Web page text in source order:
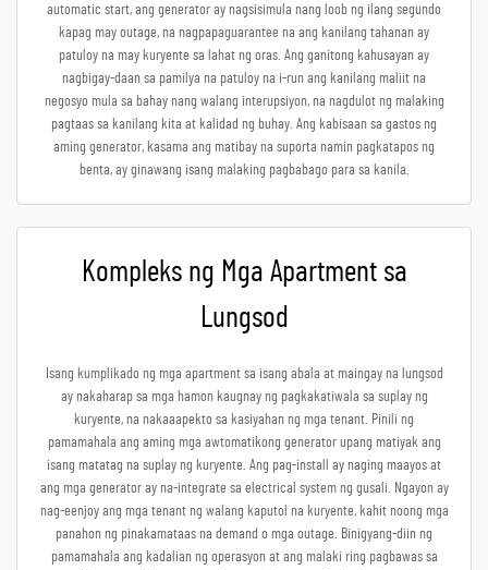
automatic start, ang generator ay nagsisimula nang loob ng ilang segundo
kapag may outage, na nagpapaguarantee na ang kanilang tahanan ay
patuloy na may kuryente sa lahat ng oras. Ang ganitong kahusayan ay
nagbigay-daan sa pamilya na patuloy na i-run ang kanilang maliit na
negosyo mula sa bahay nang walang interupsiyon, na nagdulot ng malaking
pagtaas sa kanilang kita at kalidad ng buhay. Ang kabisaan sa gastos ng
aming generator, kasama ang matibay na suporta namin pagkatapos ng
benta, ay ginawang isang malaking pagbabago para sa kanila.
Kompleks ng Mga Apartment sa
Lungsod
Isang kumplikado ng mga apartment sa isang abala at maingay na lungsod
ay nakaharap sa mga hamon kaugnay ng pagkakatiwala sa suplay ng
kuryente, na nakaaapekto sa kasiyahan ng mga tenant. Pinili ng
pamamahala ang aming mga awtomatikong generator upang matiyak ang
isang matatag na suplay ng kuryente. Ang pag-install ay naging maayos at
ang mga generator ay na-integrate sa electrical system ng gusali. Ngayon ay
nag-eenjoy ang mga tenant ng walang kaputol na kuryente, kahit noong mga
panahon ng pinakamataas na demand o mga outage. Binigyang-diin ng
pamamahala ang kadalian ng operasyon at ang malaki ring pagbawas sa